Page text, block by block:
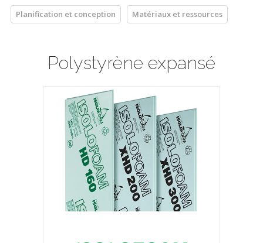
Planification et conception Matériaux et ressources
Polystyrène expansé